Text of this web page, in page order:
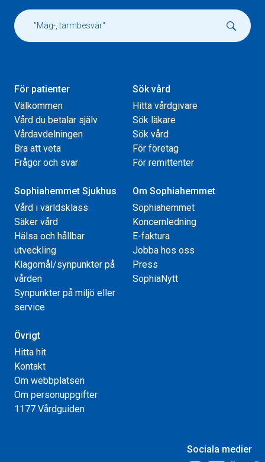
För patienter
Välkommen
Vård du betalar själv
Vårdavdelningen
Bra att veta
Frågor och svar
Sök vård
Hitta vårdgivare
Sök läkare
Sök vård
För företag
För remittenter
Sophiahemmet Sjukhus
Vård i världsklass
Säker vård
Hälsa och hållbar
utveckling
Klagomål/synpunkter på
vården
Synpunkter på miljö eller
service
Om Sophiahemmet
Sophiahemmet
Koncernledning
E-faktura
Jobba hos oss
Press
SophiaNytt
Övrigt
Hitta hit
Kontakt
Om webbplatsen
Om personuppgifter
1177 Vårdguiden
Sociala medier